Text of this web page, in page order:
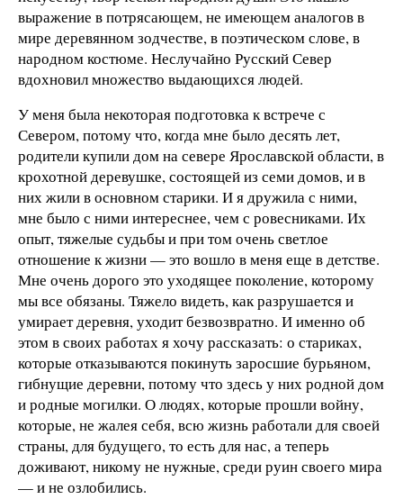
выражение в потрясающем, не имеющем аналогов в
мире деревянном зодчестве, в поэтическом слове, в
народном костюме. Неслучайно Русский Север
вдохновил множество выдающихся людей.
У меня была некоторая подготовка к встрече с
Севером, потому что, когда мне было десять лет,
родители купили дом на севере Ярославской области, в
крохотной деревушке, состоящей из семи домов, и в
них жили в основном старики. И я дружила с ними,
мне было с ними интереснее, чем с ровесниками. Их
опыт, тяжелые судьбы и при том очень светлое
отношение к жизни — это вошло в меня еще в детстве.
Мне очень дорого это уходящее поколение, которому
мы все обязаны. Тяжело видеть, как разрушается и
умирает деревня, уходит безвозвратно. И именно об
этом в своих работах я хочу рассказать: о стариках,
которые отказываются покинуть заросшие бурьяном,
гибнущие деревни, потому что здесь у них родной дом
и родные могилки. О людях, которые прошли войну,
которые, не жалея себя, всю жизнь работали для своей
страны, для будущего, то есть для нас, а теперь
доживают, никому не нужные, среди руин своего мира
— и не озлобились.